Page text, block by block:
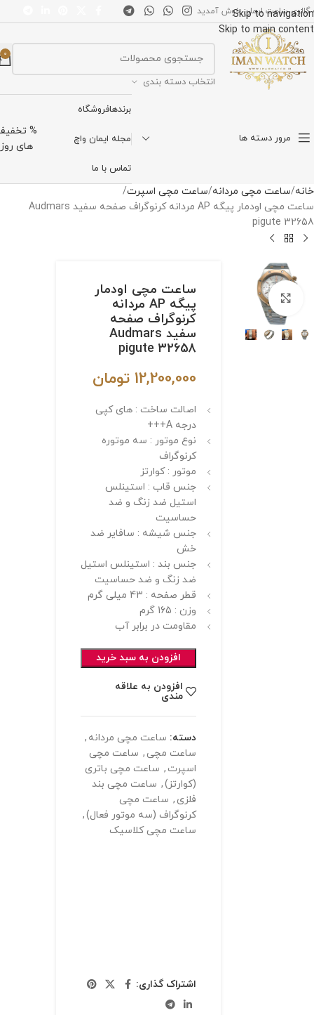
Skip to navigation
Skip to main content
گالری ساعت ایمان خوش آمدید
انتخاب دسته بندی
0
مرور دسته ها
برندهافروشگاه
مجله ایمان واچ
تماس با ما
%
های روز
خانه ساعت مچی مردانه ساعت مچی اسپرت
ساعت مچی اودمار پیگه AP مردانه کرنوگراف صفحه سفید Audmars
pigute 32658
برای بزرگنمایی کلیک کنیدساعت مچی اودمار
پیگه AP مردانه
کرنوگراف صفحه
سفید Audmars
pigute 32658
12,200,000 تومان
اصالت ساخت : های کپی
درجه A+++
نوع موتور : سه موتوره
کرنوگراف
موتور : کوارتز
جنس قاب : استینلس
استیل ضد زنگ و ضد
حساسیت
جنس شیشه : سافایر ضد
خش
جنس بند : استینلس استیل
ضد زنگ و ضد حساسیت
قطر صفحه : 43 میلی گرم
وزن : 165 گرم
مقاومت در برابر آب
افزودن به سبد خرید
افزودن به علاقه
مندی
دسته: ساعت مچی مردانه ,
ساعت مچی , ساعت مچی
اسپرت , ساعت مچی باتری
(کوارتز), ساعت مچی بند
فلزی , ساعت مچی
کرنوگراف (سه موتور فعال),
ساعت مچی کلاسیک
اشتراک گذاری: